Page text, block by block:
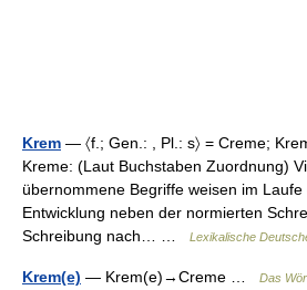
Krem — 〈f.; Gen.: , Pl.: s〉 = Creme;
Kreme: (Laut Buchstaben Zuordnung)
übernommene Begriffe weisen im
Entwicklung neben der normierten
Schreibung nach… …
Lexikalische
Krem(e) — Krem(e)→Creme … Das